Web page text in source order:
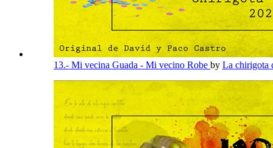
13.- Mi vecina Guada - Mi vecino Robe by La chirigota